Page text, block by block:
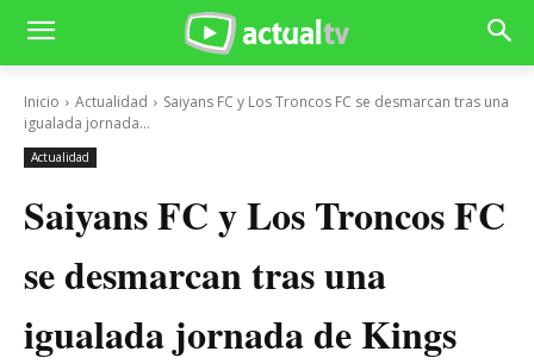
Inicio Actualidad
Saiyans FC y Los Troncos FC se desmarcan tras una
igualada jornada...
Actualidad
Saiyans FC y Los Troncos FC
se desmarcan tras una
igualada jornada de Kings